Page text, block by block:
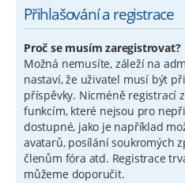
Přihlašování a registrace
Proč se musím zaregistrovat?
Možná nemusíte, záleží na
nastaví, že uživatel musí být
příspěvky. Nicméně registrací
funkcím, které nejsou pro
dostupné, jako je například
avatarů, posílání soukromých
členům fóra atd. Registrace
můžeme doporučit.